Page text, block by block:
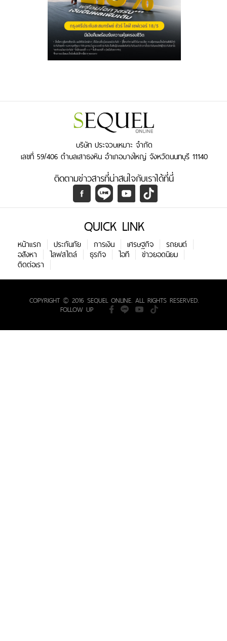
บริษัท ประจวบเหมาะ จำกัด
เลขที่ 59/406 ตำบลเสาธงหิน อำเภอบางใหญ่ จังหวัดนนทบุรี 11140
ติดตามข่าวสารที่น่าสนใจกับเราได้ที่นี่
QUICK LINK
หน้าแรก ประกันภัย การเงิน เศรษฐกิจ
รถยนต์
อสังหา
ไลฟสไตล์ ธุรกิจ ไอที
ข่าวยอดนิยม
ติดต่อเรา
COPYRIGHT © 2016 SEQUEL ONLINE. ALL RIGHTS RESERVED.
FOLLOW UP